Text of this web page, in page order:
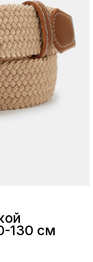
130 см